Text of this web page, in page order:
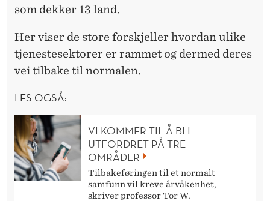
som dekker 13 land.
Her viser de store forskjeller hvordan ulike
tjenestesektorer er rammet og dermed deres
vei tilbake til normalen.
LES OGSÅ:
VI KOMMER TIL Å BLI
UTFORDRET PÅ TRE
OMRÅDER
Tilbakeføringen til et normalt
samfunn vil kreve årvåkenhet,
skriver professor Tor W.